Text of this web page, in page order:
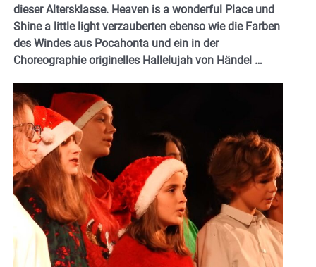
dieser Altersklasse. Heaven is a wonderful Place und
Shine a little light verzauberten ebenso wie die Farben
des Windes aus Pocahonta und ein in der
Choreographie originelles Hallelujah von Händel …